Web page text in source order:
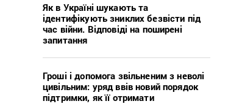
Як в Україні шукають та
ідентифікують зниклих безвісти під
час війни. Відповіді на поширені
запитання
Гроші і допомога звільненим з неволі
цивільним: уряд ввів новий порядок
підтримки, як її отримати